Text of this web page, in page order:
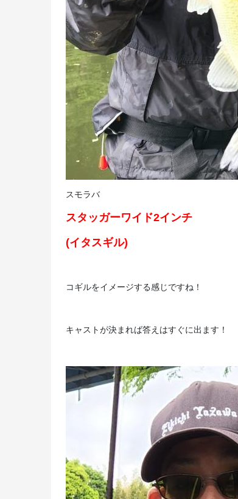
スモラバ
スタッガーワイド2インチ
(イタスギル)
コギルをイメージする感じですね！
キャストが決まれば答えはすぐに出ます！